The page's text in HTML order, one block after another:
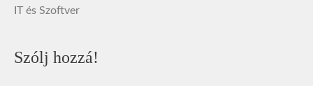
IT és Szoftver
Szólj hozzá!